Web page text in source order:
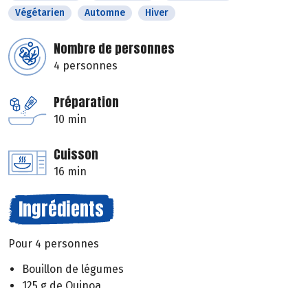
Végétarien
Automne Hiver
Nombre de personnes
4 personnes
Préparation
10 min
Cuisson
16 min
Ingrédients
Pour 4 personnes
Bouillon de légumes